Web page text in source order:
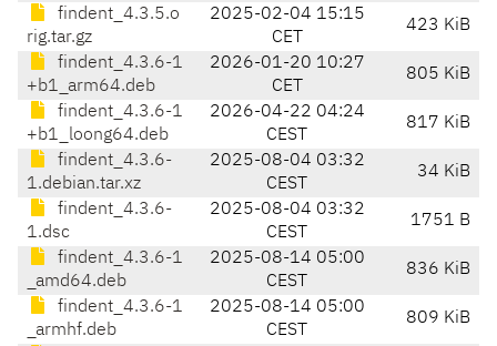
findent_4.3.5.o
rig.tar.gz
2025-02-04 15:15
CET
423 KiB
findent_4.3.6-1
+b1_arm64.deb
2026-01-20 10:27
CET
805 KiB
findent_4.3.6-1
+b1_loong64.deb
2026-04-22 04:24
CEST
817 KiB
findent_4.3.6-
1.debian.tar.xz
2025-08-04 03:32
CEST
34 KiB
findent_4.3.6-
1.dsc
2025-08-04 03:32
CEST
1751 B
findent_4.3.6-1
_amd64.deb
2025-08-14 05:00
CEST
836 KiB
findent_4.3.6-1
_armhf.deb
2025-08-14 05:00
CEST
809 KiB